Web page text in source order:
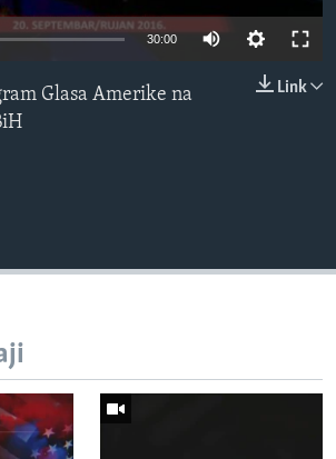
30:00
Link
Glasa Amerike na